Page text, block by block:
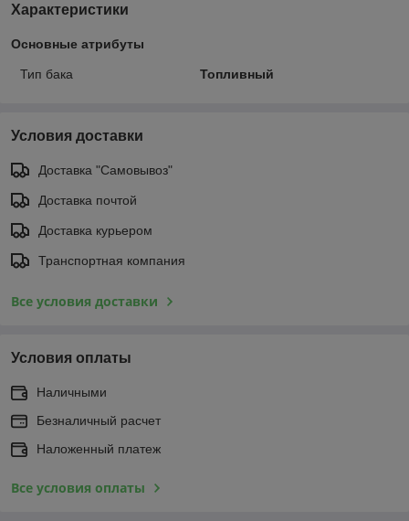
Характеристики
Основные атрибуты
Тип бака Топливный
Условия доставки
Доставка "Самовывоз"
Доставка почтой
Доставка курьером
Транспортная компания
Все условия доставки
Условия оплаты
Наличными
Безналичный расчет
Наложенный платеж
Все условия оплаты